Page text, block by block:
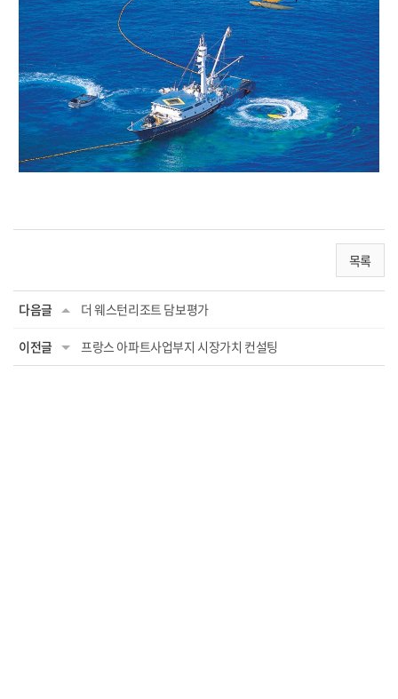
목록
다음글 더 웨스턴리조트 담보평가
이전글 프랑스 아파트사업부지 시장가치 컨설팅